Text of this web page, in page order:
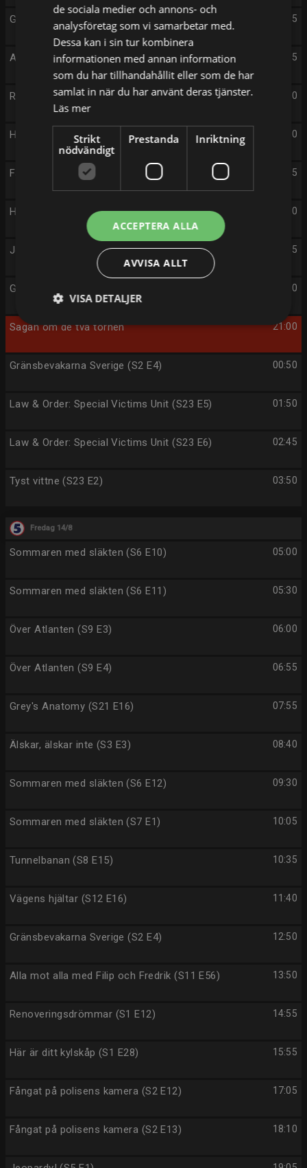
12:55
Gränsbevakarna Sverige (S2 E3)
13:55
Alla mot alla med Filip och Fredrik (S11 E55)
15:00
Renoveringsdrömmar (S1 E11)
16:00
Här är ditt kylskåp (S1 E27)
17:05
Fångat på polisens kamera (S2 E11)
18:10
Här är ditt kylskåp (S3 E27)
19:05
Jeopardy! (S4 E14)
20:00
Gränsbevakarna Sverige (S2 E4)
21:00
Sagan om de två tornen
00:50
Gränsbevakarna Sverige (S2 E4)
01:50
Law & Order: Special Victims Unit (S23 E5)
02:45
Law & Order: Special Victims Unit (S23 E6)
03:50
Tyst vittne (S23 E2)
Fredag 14/8
05:00
Sommaren med släkten (S6 E10)
05:30
Sommaren med släkten (S6 E11)
06:00
Över Atlanten (S9 E3)
06:55
Över Atlanten (S9 E4)
07:55
Grey's Anatomy (S21 E16)
08:40
Älskar, älskar inte (S3 E3)
09:30
Sommaren med släkten (S6 E12)
10:05
Sommaren med släkten (S7 E1)
10:35
Tunnelbanan (S8 E15)
11:40
Vägens hjältar (S12 E16)
12:50
Gränsbevakarna Sverige (S2 E4)
13:50
Alla mot alla med Filip och Fredrik (S11 E56)
14:55
Renoveringsdrömmar (S1 E12)
15:55
Här är ditt kylskåp (S1 E28)
17:05
Fångat på polisens kamera (S2 E12)
18:10
Fångat på polisens kamera (S2 E13)
de sociala medier och annons- och
analysföretag som vi samarbetar med.
Dessa kan i sin tur kombinera
informationen med annan information
som du har tillhandahållit eller som de har
samlat in när du har använt deras tjänster.
Läs mer
Strikt
nödvändigt
Prestanda Inriktning
ACCEPTERA ALLA
AVVISA ALLT
VISA DETALJER